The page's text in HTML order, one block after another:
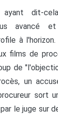
dit-
avancé
à
films de
de
un
sort
le juge sur